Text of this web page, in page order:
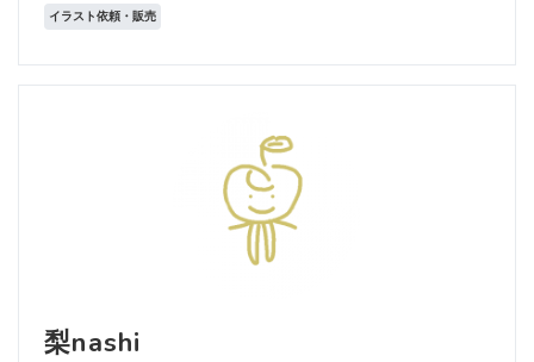
イラスト依頼・販売
梨nashi